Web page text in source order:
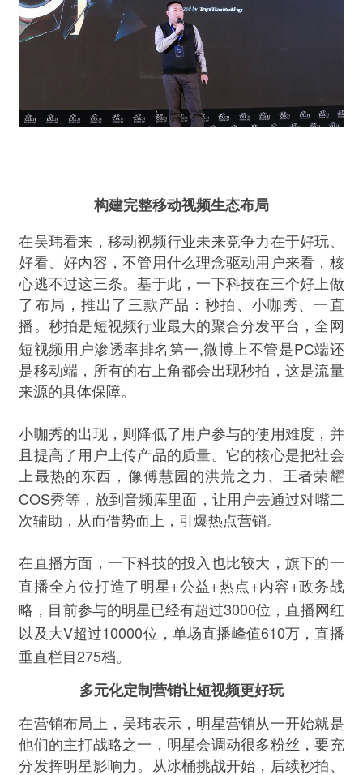
构建完整移动视频生态布局
在吴玮看来，移动视频行业未来竞争力在于好玩、
好看、好内容，不管用什么理念驱动用户来看，核
心逃不过这三条。基于此，一下科技在三个好上做
了布局，推出了三款产品：秒拍、小咖秀、一直
播。秒拍是短视频行业最大的聚合分发平台，全网
短视频用户渗透率排名第一,微博上不管是PC端还
是移动端，所有的右上角都会出现秒拍，这是流量
来源的具体保障。
小咖秀的出现，则降低了用户参与的使用难度，并
且提高了用户上传产品的质量。它的核心是把社会
上最热的东西，像傅慧园的洪荒之力、王者荣耀
COS秀等，放到音频库里面，让用户去通过对嘴二
次辅助，从而借势而上，引爆热点营销。
在直播方面，一下科技的投入也比较大，旗下的一
直播全方位打造了明星+公益+热点 +内容+政务战
略，目前参与的明星已经有超过3000位，直播网红
以及大V超过10000位，单场直播峰值610万，直播
垂直栏目275档。
多元化定制营销让短视频更好玩
在营销布局上，吴玮表示，明星营销从一开始就是
他们的主打战略之一，明星会调动很多粉丝，要充
分发挥明星影响力。从冰桶挑战开始，后续秒拍、